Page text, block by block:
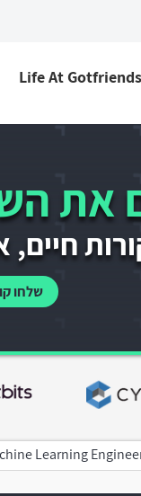
Life At Gotfriends
את
שלחו
Learning